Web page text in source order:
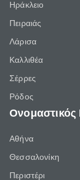
Ηράκλειο
Πειραιάς
Λάρισα
Καλλιθέα
Σέρρες
Ρόδος
Ονομαστικός
Αθήνα
Θεσσαλονίκη
Περιστέρι